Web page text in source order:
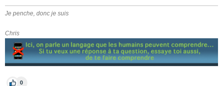
Je penche, donc je suis
Chris
0